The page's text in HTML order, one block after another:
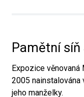
Pamětní
Expozice věnovaná
2005 nainstalována
jeho manželky.